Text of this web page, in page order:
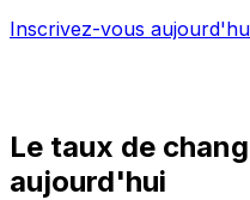
Inscrivez-vous
Le taux de
aujourd'hui